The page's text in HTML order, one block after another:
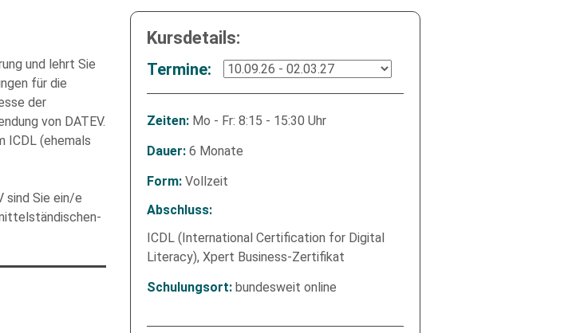
und lehrt Sie
für die
der
von DATEV.
ICDL (ehemals
sind Sie ein/e
Kursdetails:
Termine:
Zeiten: Mo - Fr: 8:15 - 15:30 Uhr
Dauer: 6 Monate
Form: Vollzeit
Abschluss:
ICDL (International Certification for Digital
Literacy), Xpert Business-Zertifikat
Schulungsort: bundesweit online
Please
leave
empty.
elektronischen Erhebung und Speicherung meiner Angaben sowie Daten für den Zweck der